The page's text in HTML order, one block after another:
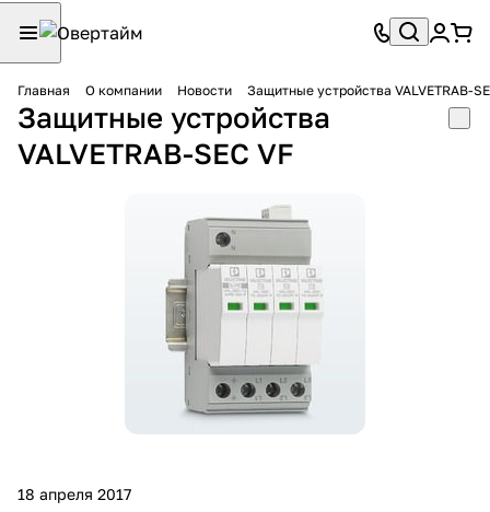
Главная О компании Новости Защитные устройства VALVETRAB-
Защитные устройства
VALVETRAB-SEC VF
18 апреля 2017